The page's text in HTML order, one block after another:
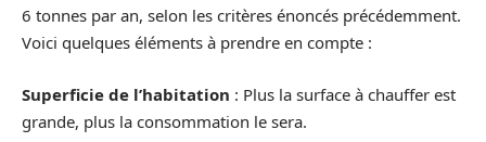
6 tonnes par an, selon les critères énoncés précédemment.
Voici quelques éléments à prendre en compte :
Superficie de l’habitation : Plus la surface à chauffer est
grande, plus la consommation le sera.